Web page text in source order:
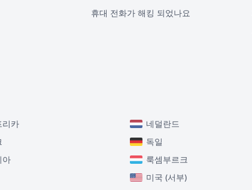
휴대 전화가 해킹 되었나요
리카 네덜란드
독일
아 룩셈부르크
미국 (서부)